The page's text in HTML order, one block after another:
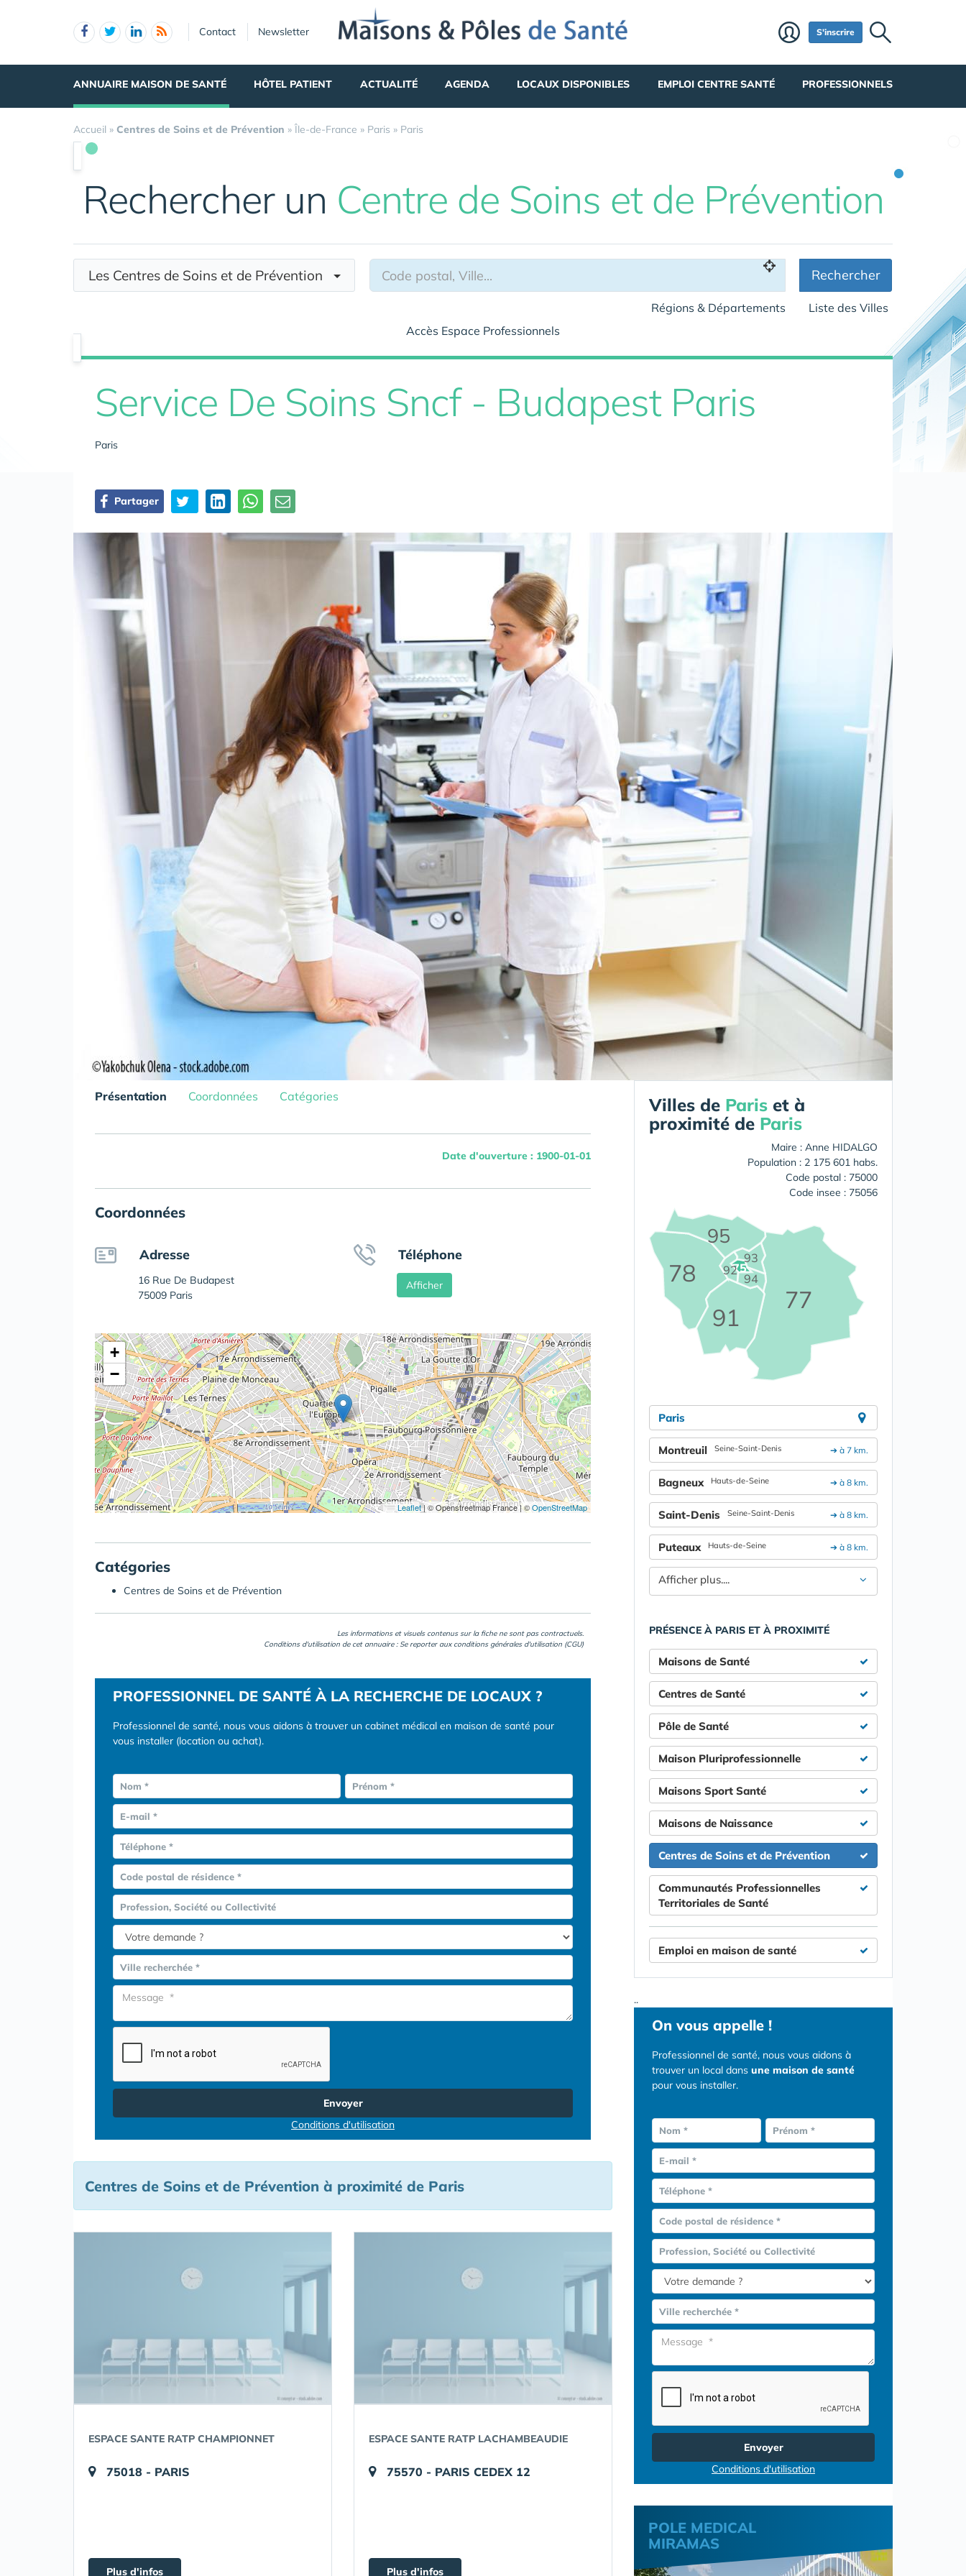
Contact Newsletter S'inscrire
ANNUAIRE MAISON DE SANTÉ HÔTEL PATIENT ACTUALITÉ AGENDA LOCAUX DISPONIBLES EMPLOI CENTRE SANTÉ PROFESSIONNELS
Accueil » Centres de Soins et de Prévention » Île-de-France » Paris » Paris
Rechercher un Centre de Soins et de Prévention
Les Centres de Soins et de Prévention Rechercher
Régions & Départements
Liste des Villes
Accès Espace Professionnels
Service De Soins Sncf - Budapest Paris
Paris
Partager
Présentation Coordonnées Catégories
Date d'ouverture : 1900-01-01
Coordonnées
Adresse
16 Rue De Budapest
75009 Paris
Téléphone
Afficher
+
−
Leaflet| © Openstreetmap France | ©OpenStreetMap
Catégories
Centres de Soins et de Prévention
Les informations et visuels contenus sur la fiche ne sont pas contractuels.
Conditions d'utilisation de cet annuaire : Se reporter aux conditions générales d'utilisation (CGU)
PROFESSIONNEL DE SANTÉ À LA RECHERCHE DE LOCAUX ?
Professionnel de santé, nous vous aidons à trouver un cabinet médical en maison de santé pour
vous installer (location ou achat).
Nom * Prénom *
E-mail *
Téléphone *
Code postal de résidence *
Profession, Société ou Collectivité
Ville recherchée *
Envoyer
Conditions d'utilisation
Centres de Soins et de Prévention à proximité de Paris
ESPACE SANTE RATP CHAMPIONNET
75018 - PARIS
Plus d'infos
ESPACE SANTE RATP LACHAMBEAUDIE
75570 - PARIS CEDEX 12
Plus d'infos
Villes de Paris et à
proximité de Paris
Maire : Anne HIDALGO
Population : 2 175 601 habs.
Code postal : 75000
Code insee : 75056
75
77
78
91
92
93
94
95
Paris
➔ à 7 km.
Montreuil Seine-Saint-Denis
➔ à 8 km.
Bagneux Hauts-de-Seine
➔ à 8 km.
Saint-Denis Seine-Saint-Denis
➔ à 8 km.
Puteaux Hauts-de-Seine
Afficher plus....
PRÉSENCE À PARIS ET À PROXIMITÉ
Maisons de Santé
Centres de Santé
Pôle de Santé
Maison Pluriprofessionnelle
Maisons Sport Santé
Maisons de Naissance
Centres de Soins et de Prévention
Communautés Professionnelles
Territoriales de Santé
Emploi en maison de santé
..
On vous appelle !
Professionnel de santé, nous vous aidons à
trouver un local dans une maison de santé
pour vous installer.
Nom * Prénom *
E-mail *
Téléphone *
Code postal de résidence *
Profession, Société ou Collectivité
Ville recherchée *
Envoyer
Conditions d'utilisation
POLE MEDICAL
MIRAMAS